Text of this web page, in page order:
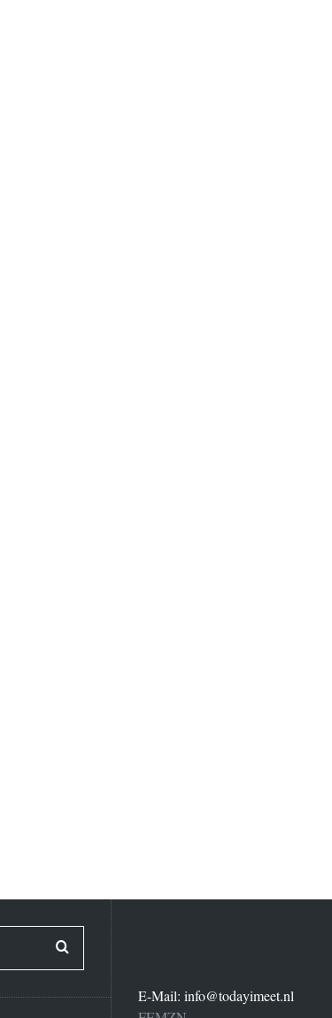
E-Mail:info@todayimeet.nl